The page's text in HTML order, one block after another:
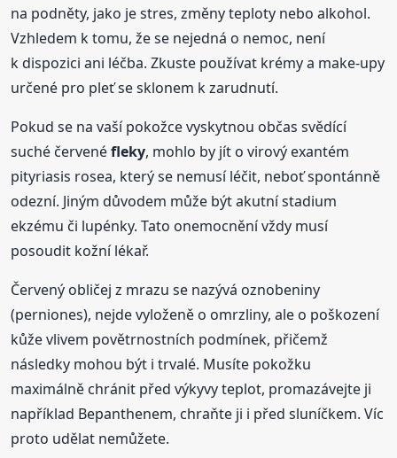
na podněty, jako je stres, změny teploty nebo alkohol.
Vzhledem k tomu, že se nejedná o nemoc, není
k dispozici ani léčba. Zkuste používat krémy a make-upy
určené pro pleť se sklonem k zarudnutí.
Pokud se na vaší pokožce vyskytnou občas svědící
suché červenéfleky, mohlo by jít o virový exantém
pityriasis rosea, který se nemusí léčit, neboť spontánně
odezní. Jiným důvodem může být akutní stadium
ekzému či lupénky. Tato onemocnění vždy musí
posoudit kožní lékař.
Červený obličej z mrazu se nazývá oznobeniny
(perniones), nejde vyloženě o omrzliny, ale o poškození
kůže vlivem povětrnostních podmínek, přičemž
následky mohou být i trvalé. Musíte pokožku
maximálně chránit před výkyvy teplot, promazávejte ji
například Bepanthenem, chraňte ji i před sluníčkem. Víc
proto udělat nemůžete.